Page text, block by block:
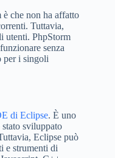
che non ha affatto
Tuttavia,
utenti. PhpStorm
senza
per i singoli
di Eclipse. È uno
sviluppato
Eclipse può
e strumenti di